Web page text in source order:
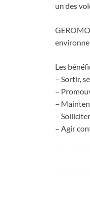
un des
Les
– Sortir,
–
–
–
– Agir